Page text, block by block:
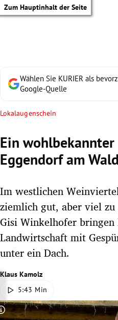
Zum Hauptinhalt der Seite
Untermenü
Untermenü
Untermenü
Untermenü
Wählen Sie KURIER als
Google-Quelle
Lokalaugenschein
Ein
Eggendorf am
Im westlichen
ziemlich gut, aber viel zu
Gisi Winkelhofer bringen
Landwirtschaft mit
unter ein Dach.
Klaus Kamolz
5:43 Min
Copyright-Hinweis öffnen/